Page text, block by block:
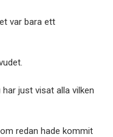
var bara ett
just visat alla vilken
redan hade kommit